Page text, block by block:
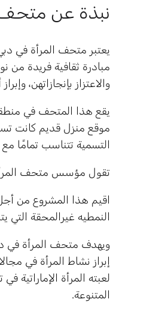
نبذة عن
مبادرة ثقافية فريدة من
والاعتزاز بإنجازاتهن،
يقع هذا المتحف في
موقع منزل قديم كانت
التسمية تتناسب تمامًا
تقول مؤسس متحف
اقيم هذا المشروع من أجل
النمطيه غيرالمحقة التي
ويهدف متحف المرأة في دبي
إبراز نشاط المرأة في
لعبته المرأة
المتنوعة.